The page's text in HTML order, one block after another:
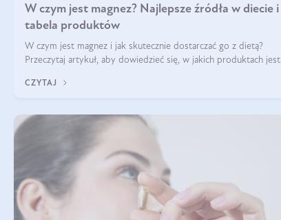
W czym jest magnez? Najlepsze źródła w diecie i
tabela produktów
W czym jest magnez i jak skutecznie dostarczać go z dietą?
Przeczytaj artykuł, aby dowiedzieć się, w jakich produktach jest
CZYTAJ